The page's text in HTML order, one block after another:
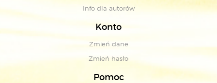
Info dla autorów
Konto
Zmień dane
Zmień hasło
Pomoc